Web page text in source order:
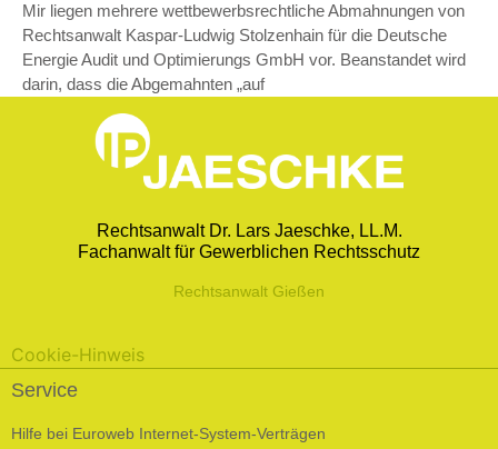
Mir liegen mehrere wettbewerbsrechtliche Abmahnungen von
Rechtsanwalt Kaspar-Ludwig Stolzenhain für die Deutsche
Energie Audit und Optimierungs GmbH vor. Beanstandet wird
darin, dass die Abgemahnten „auf
Rechtsanwalt Dr. Lars Jaeschke, LL.M.
Fachanwalt für Gewerblichen Rechtsschutz
Rechtsanwalt Gießen
Cookie-Hinweis
Service
Hilfe bei Euroweb Internet-System-Verträgen